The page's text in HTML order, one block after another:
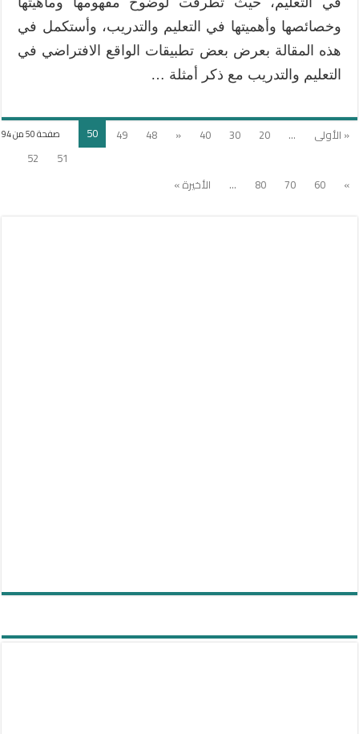
وخصائصها وأهميتها في التعليم والتدريب، وأستكمل في
هذه المقالة بعرض بعض تطبيقات الواقع الافتراضي في
التعليم والتدريب مع ذكر أمثلة …
صفحة 50 من 94 « الأولى ...
20
30
40
«
48
49
50
51
52
»
60
70
80
... الأخيرة »